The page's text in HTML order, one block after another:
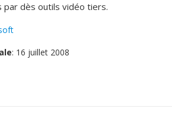
dès outils vidéo tiers.
: 16 juillet 2008